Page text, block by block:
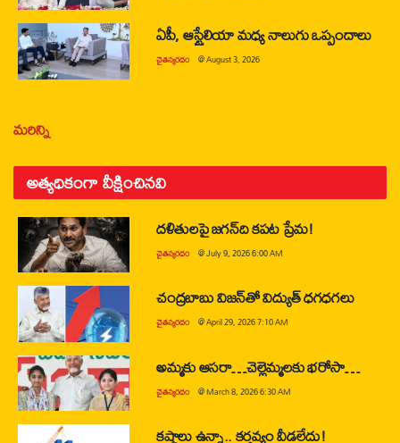
ఏపీ, ఆస్ట్రేలియా మధ్య నాలుగు ఒప్పందాలు
చైతన్యరధం @August 3, 2026
మరిన్ని
అత్యధికంగా వీక్షించినవి
దళితులపై జగన్‌ది కపట ప్రేమ!
చైతన్యరధం @July 9, 2026 6:00 AM
చంద్రబాబు విజన్‌తో విద్యుత్ ధగధగలు
చైతన్యరధం @April 29, 2026 7:10 AM
అమ్మకు ఆసరా…చెల్లెమ్మలకు భరోసా…
చైతన్యరధం @March 8, 2026 6:30 AM
కష్టాలు ఉన్నా.. కర్తవ్యం వీడలేదు!